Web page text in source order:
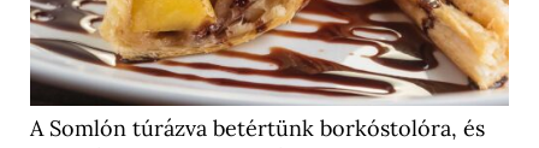
A Somlón túrázva betértünk borkóstolóra, és